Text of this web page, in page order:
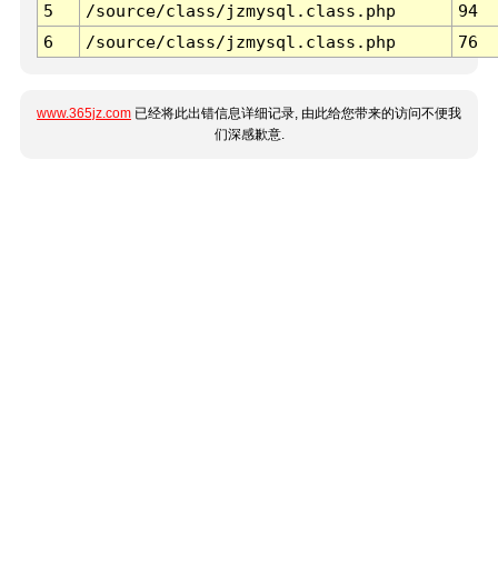
5
/source/class/jzmysql.class.php
94
6
/source/class/jzmysql.class.php 76
www.365jz.com 已经将此出错信息详细记录, 由此给您带来的访问不便我
们深感歉意.